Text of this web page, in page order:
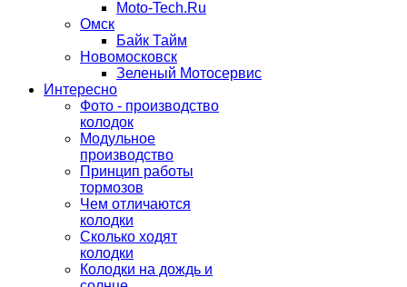
Moto-Tech.Ru
Омск
Байк Тайм
Новомосковск
Зеленый Мотосервис
Интересно
Фото - производство
колодок
Модульное
производство
Принцип работы
тормозов
Чем отличаются
колодки
Сколько ходят
колодки
Колодки на дождь и